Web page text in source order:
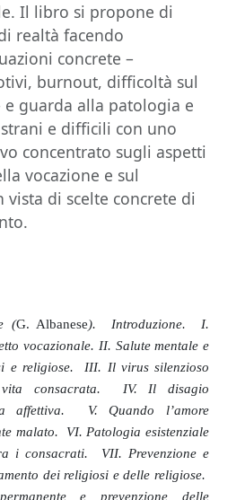
Il libro si propone di
realtà facendo
concrete –
burnout, difficoltà sul
guarda alla patologia e
e difficili con uno
concentrato sugli aspetti
vocazione e sul
di scelte concrete di
(G. Albanese). Introduzione. I.
vocazionale. II. Salute mentale e
e religiose. III. Il virus silenzioso
consacrata. IV. Il disagio
affettiva. V. Quando l’amore
malato. VI. Patologia esistenziale
i consacrati. VII. Prevenzione e
dei religiosi e delle religiose.
e prevenzione delle